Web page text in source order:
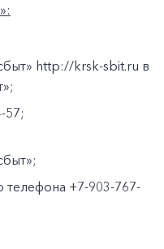
http://krsk-sbit.ru в
57;
+7-903-767-